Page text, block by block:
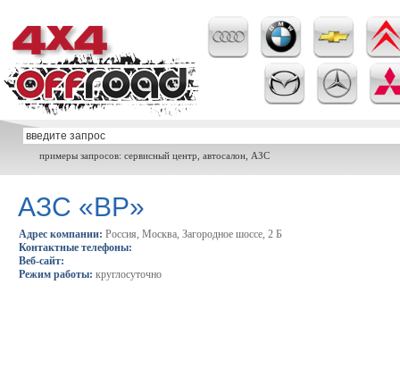
примеры запросов: сервисный центр, автосалон, АЗС
АЗС «BP»
Адрес компании: Россия, Москва, Загородное шоссе, 2 Б
Контактные телефоны:
Веб-сайт:
Режим работы: круглосуточно